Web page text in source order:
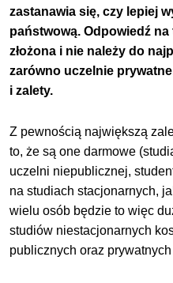
zastanawia się, czy lepiej
państwową. Odpowiedź
złożona i nie należy do
zarówno uczelnie
i zalety.
Z pewnością największą
to, że są one darmowe
uczelni niepublicznej,
na studiach stacjonarnych,
wielu osób będzie to więc
studiów niestacjonarnych
publicznych oraz